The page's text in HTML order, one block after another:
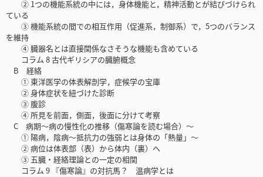
② 1つの機能系統の中には，身体機能と，精神活動とが結びづけられ
ている
③ 機能系統の間での相互作用（促進系，制御系）で，5つのバランス
を維持
④ 臓器名とは直接関係なさそうな機能も含めている
コラム 8 古代ギリシアの臓腑概念
B 経絡
① 東洋医学の体表解剖学，症候学の宝庫
② 身体症状を紐づけた診断
③ 腹診
④ 所見を前面，側面，後面に分けて考察
C 病期～病の慢性化の推移（傷寒論を読む場合）～
① 陽病，陰病～抵抗力の強弱とは身体の「熱量」～
② 病位は体表部（表）から体内（裏）へ
③ 五臓・経絡理論との一定の相関
コラム 9 『傷寒論』の対抗馬？ 温病学とは